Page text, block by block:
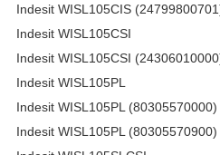
Indesit WISL105CIS
Indesit WISL105CSI
Indesit WISL105CSI
Indesit WISL105PL
Indesit WISL105PL (80305570000)
Indesit WISL105PL (80305570900)